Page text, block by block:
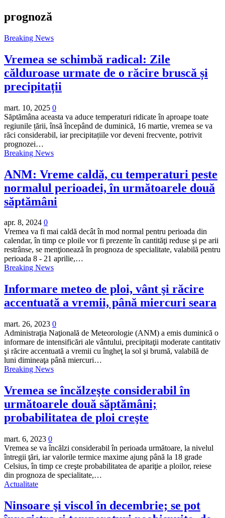
prognoză
Breaking News
Vremea se schimbă radical: Zile
călduroase urmate de o răcire bruscă și
precipitații
mart. 10, 2025 0
Săptămâna aceasta va aduce temperaturi ridicate în aproape toate
regiunile țării, însă începând de duminică, 16 martie, vremea se va
răci considerabil, iar precipitațiile vor deveni frecvente, potrivit
prognozei…
Breaking News
ANM: Vreme caldă, cu temperaturi peste
normalul perioadei, în următoarele două
săptămâni
apr. 8, 2024 0
Vremea va fi mai caldă decât în mod normal pentru perioada din
calendar, în timp ce ploile vor fi prezente în cantităţi reduse şi pe arii
restrânse, se menţionează în prognoza de specialitate, valabilă pentru
perioada 8 - 21 aprilie,…
Breaking News
Informare meteo de ploi, vânt şi răcire
accentuată a vremii, până miercuri seara
mart. 26, 2023 0
Administraţia Naţională de Meteorologie (ANM) a emis duminică o
informare de intensificări ale vântului, precipitaţii moderate cantitativ
şi răcire accentuată a vremii cu îngheţ la sol şi brumă, valabilă de
luni dimineaţa până miercuri…
Breaking News
Vremea se încălzeşte considerabil în
următoarele două săptămâni;
probabilitatea de ploi creşte
mart. 6, 2023 0
Vremea se va încălzi considerabil în perioada următoare, la nivelul
întregii ţări, iar valorile termice maxime ajung până la 18 grade
Celsius, în timp ce creşte probabilitatea de apariţie a ploilor, reiese
din prognoza de specialitate,…
Actualitate
Ninsoare şi viscol în decembrie; se pot